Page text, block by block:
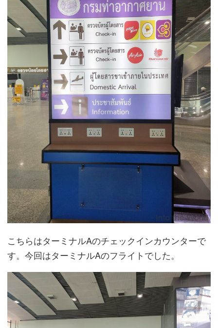
こちらはターミナルAのチェックインカウンターで
す。今回はターミナルAのフライトでした。